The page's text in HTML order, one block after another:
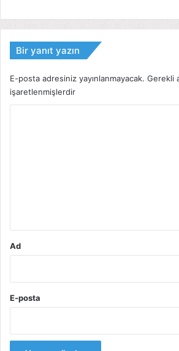
Bir yanıt yazın
E-posta adresiniz yayınlanmayacak. Gerekli
işaretlenmişlerdir
Ad
E-posta